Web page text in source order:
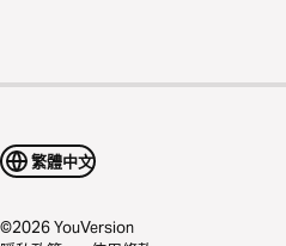
繁體中文
©2026YouVersion